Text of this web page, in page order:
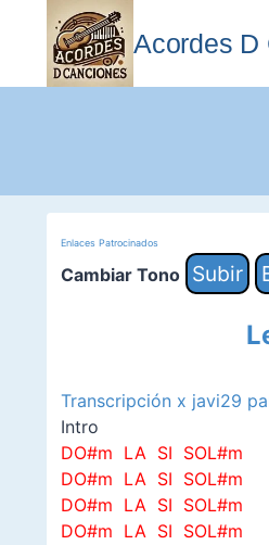
contenido
Acordes D
Enlaces Patrocinados
Cambiar Tono Subir
Transcripción x javi29
Intro
DO#m LA SI SOL#m
DO#m LA SI SOL#m
DO#m LA SI SOL#m
DO#m LA SI SOL#m